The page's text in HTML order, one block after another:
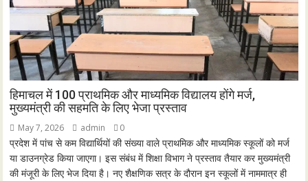
हिमाचल में 100 प्राथमिक और माध्यमिक विद्यालय होंगे मर्ज,
मुख्यमंत्री की सहमति के लिए भेजा प्रस्ताव
May 7, 2026 admin 0
प्रदेश में पांच से कम विद्यार्थियों की संख्या वाले प्राथमिक और माध्यमिक स्कूलों को मर्ज
या डाउनग्रेड किया जाएगा। इस संबंध में शिक्षा विभाग ने प्रस्ताव तैयार कर मुख्यमंत्री
की मंजूरी के लिए भेज दिया है। नए शैक्षणिक सत्र के दौरान इन स्कूलों में नाममात्र ही